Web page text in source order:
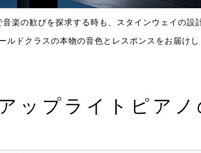
楽の歓びを探求する時も、スタインウェイの設
ルドクラスの本物の音色とレスポンスをお届けし
ップライトピアノ